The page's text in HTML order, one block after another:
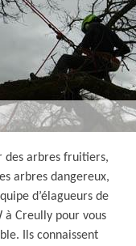
des arbres fruitiers,
arbres dangereux,
d’élagueurs de
à Creully pour vous
Ils connaissent